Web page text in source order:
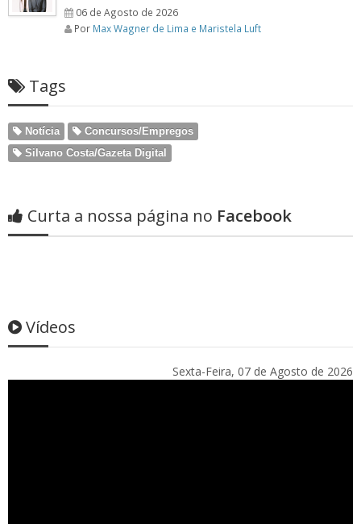
06 de Agosto de 2026
Por Max Wagner de Lima e Maristela Luft
Tags
Notícia
Concursos/Empregos
Silvano Costa/Gazeta Digital
Curta a nossa página no Facebook
Vídeos
Sexta-Feira, 07 de Agosto de 2026